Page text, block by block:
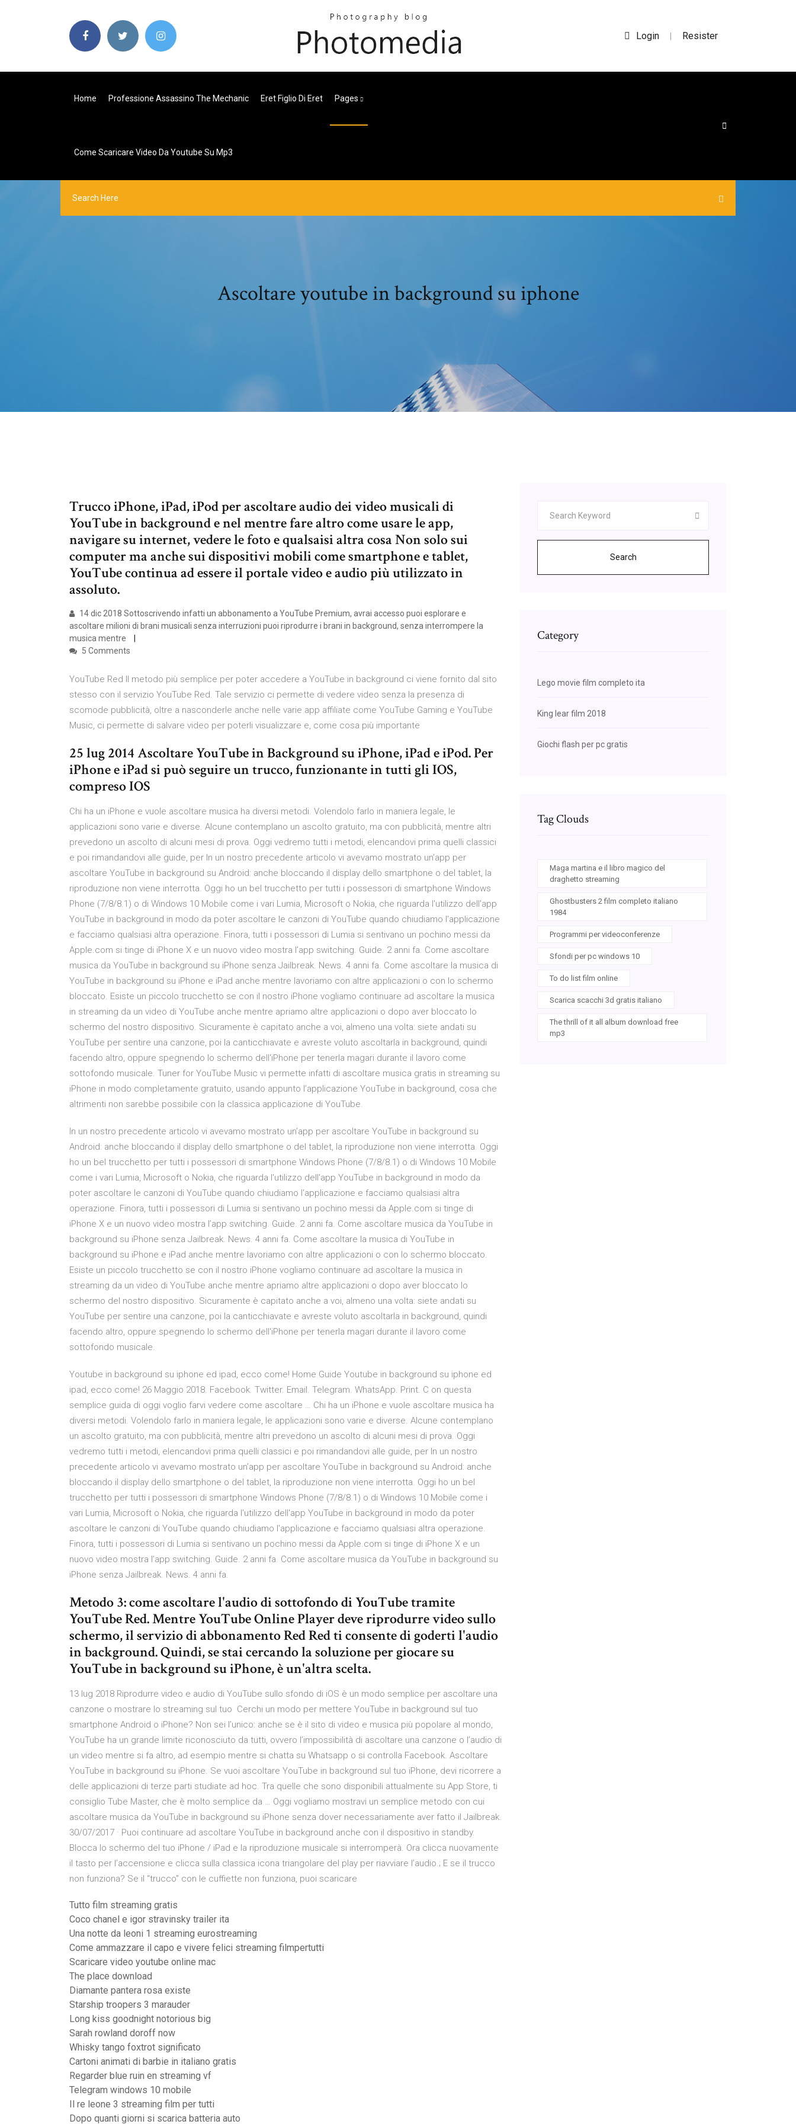
Login | Resister
Home Professione Assassino The Mechanic Eret Figlio Di Eret Pages
Come Scaricare Video Da Youtube Su Mp3
Ascoltare youtube in background su iphone
Trucco iPhone, iPad, iPod per ascoltare audio dei video musicali di
YouTube in background e nel mentre fare altro come usare le app,
navigare su internet, vedere le foto e qualsaisi altra cosa Non solo sui
computer ma anche sui dispositivi mobili come smartphone e tablet,
YouTube continua ad essere il portale video e audio più utilizzato in
assoluto.
14 dic 2018 Sottoscrivendo infatti un abbonamento a YouTube Premium, avrai accesso puoi esplorare e
ascoltare milioni di brani musicali senza interruzioni puoi riprodurre i brani in background, senza interrompere la
musica mentre
5 Comments
YouTube Red Il metodo più semplice per poter accedere a YouTube in background ci viene fornito dal sito
stesso con il servizio YouTube Red. Tale servizio ci permette di vedere video senza la presenza di
scomode pubblicità, oltre a nasconderle anche nelle varie app affiliate come YouTube Gaming e YouTube
Music, ci permette di salvare video per poterli visualizzare e, come cosa più importante
25 lug 2014 Ascoltare YouTube in Background su iPhone, iPad e iPod. Per
iPhone e iPad si può seguire un trucco, funzionante in tutti gli IOS,
compreso IOS
Chi ha un iPhone e vuole ascoltare musica ha diversi metodi. Volendolo farlo in maniera legale, le
applicazioni sono varie e diverse. Alcune contemplano un ascolto gratuito, ma con pubblicità, mentre altri
prevedono un ascolto di alcuni mesi di prova. Oggi vedremo tutti i metodi, elencandovi prima quelli classici
e poi rimandandovi alle guide, per In un nostro precedente articolo vi avevamo mostrato un’app per
ascoltare YouTube in background su Android: anche bloccando il display dello smartphone o del tablet, la
riproduzione non viene interrotta. Oggi ho un bel trucchetto per tutti i possessori di smartphone Windows
Phone (7/8/8.1) o di Windows 10 Mobile come i vari Lumia, Microsoft o Nokia, che riguarda l'utilizzo dell'app
YouTube in background in modo da poter ascoltare le canzoni di YouTube quando chiudiamo l'applicazione
e facciamo qualsiasi altra operazione. Finora, tutti i possessori di Lumia si sentivano un pochino messi da
Apple.com si tinge di iPhone X e un nuovo video mostra l’app switching. Guide. 2 anni fa. Come ascoltare
musica da YouTube in background su iPhone senza Jailbreak. News. 4 anni fa. Come ascoltare la musica di
YouTube in background su iPhone e iPad anche mentre lavoriamo con altre applicazioni o con lo schermo
bloccato. Esiste un piccolo trucchetto se con il nostro iPhone vogliamo continuare ad ascoltare la musica
in streaming da un video di YouTube anche mentre apriamo altre applicazioni o dopo aver bloccato lo
schermo del nostro dispositivo. Sicuramente è capitato anche a voi, almeno una volta: siete andati su
YouTube per sentire una canzone, poi la canticchiavate e avreste voluto ascoltarla in background, quindi
facendo altro, oppure spegnendo lo schermo dell'iPhone per tenerla magari durante il lavoro come
sottofondo musicale. Tuner for YouTube Music vi permette infatti di ascoltare musica gratis in streaming su
iPhone in modo completamente gratuito, usando appunto l’applicazione YouTube in background, cosa che
altrimenti non sarebbe possibile con la classica applicazione di YouTube.
In un nostro precedente articolo vi avevamo mostrato un’app per ascoltare YouTube in background su
Android: anche bloccando il display dello smartphone o del tablet, la riproduzione non viene interrotta. Oggi
ho un bel trucchetto per tutti i possessori di smartphone Windows Phone (7/8/8.1) o di Windows 10 Mobile
come i vari Lumia, Microsoft o Nokia, che riguarda l'utilizzo dell'app YouTube in background in modo da
poter ascoltare le canzoni di YouTube quando chiudiamo l'applicazione e facciamo qualsiasi altra
operazione. Finora, tutti i possessori di Lumia si sentivano un pochino messi da Apple.com si tinge di
iPhone X e un nuovo video mostra l’app switching. Guide. 2 anni fa. Come ascoltare musica da YouTube in
background su iPhone senza Jailbreak. News. 4 anni fa. Come ascoltare la musica di YouTube in
background su iPhone e iPad anche mentre lavoriamo con altre applicazioni o con lo schermo bloccato.
Esiste un piccolo trucchetto se con il nostro iPhone vogliamo continuare ad ascoltare la musica in
streaming da un video di YouTube anche mentre apriamo altre applicazioni o dopo aver bloccato lo
schermo del nostro dispositivo. Sicuramente è capitato anche a voi, almeno una volta: siete andati su
YouTube per sentire una canzone, poi la canticchiavate e avreste voluto ascoltarla in background, quindi
facendo altro, oppure spegnendo lo schermo dell'iPhone per tenerla magari durante il lavoro come
sottofondo musicale.
Youtube in background su iphone ed ipad, ecco come! Home Guide Youtube in background su iphone ed
ipad, ecco come! 26 Maggio 2018. Facebook. Twitter. Email. Telegram. WhatsApp. Print. C on questa
semplice guida di oggi voglio farvi vedere come ascoltare … Chi ha un iPhone e vuole ascoltare musica ha
diversi metodi. Volendolo farlo in maniera legale, le applicazioni sono varie e diverse. Alcune contemplano
un ascolto gratuito, ma con pubblicità, mentre altri prevedono un ascolto di alcuni mesi di prova. Oggi
vedremo tutti i metodi, elencandovi prima quelli classici e poi rimandandovi alle guide, per In un nostro
precedente articolo vi avevamo mostrato un’app per ascoltare YouTube in background su Android: anche
bloccando il display dello smartphone o del tablet, la riproduzione non viene interrotta. Oggi ho un bel
trucchetto per tutti i possessori di smartphone Windows Phone (7/8/8.1) o di Windows 10 Mobile come i
vari Lumia, Microsoft o Nokia, che riguarda l'utilizzo dell'app YouTube in background in modo da poter
ascoltare le canzoni di YouTube quando chiudiamo l'applicazione e facciamo qualsiasi altra operazione.
Finora, tutti i possessori di Lumia si sentivano un pochino messi da Apple.com si tinge di iPhone X e un
nuovo video mostra l’app switching. Guide. 2 anni fa. Come ascoltare musica da YouTube in background su
iPhone senza Jailbreak. News. 4 anni fa.
Metodo 3: come ascoltare l'audio di sottofondo di YouTube tramite
YouTube Red. Mentre YouTube Online Player deve riprodurre video sullo
schermo, il servizio di abbonamento Red Red ti consente di goderti l'audio
in background. Quindi, se stai cercando la soluzione per giocare su
YouTube in background su iPhone, è un'altra scelta.
13 lug 2018 Riprodurre video e audio di YouTube sullo sfondo di iOS è un modo semplice per ascoltare una
canzone o mostrare lo streaming sul tuo Cerchi un modo per mettere YouTube in background sul tuo
smartphone Android o iPhone? Non sei l’unico: anche se è il sito di video e musica più popolare al mondo,
YouTube ha un grande limite riconosciuto da tutti, ovvero l’impossibilità di ascoltare una canzone o l’audio di
un video mentre si fa altro, ad esempio mentre si chatta su Whatsapp o si controlla Facebook. Ascoltare
YouTube in background su iPhone. Se vuoi ascoltare YouTube in background sul tuo iPhone, devi ricorrere a
delle applicazioni di terze parti studiate ad hoc. Tra quelle che sono disponibili attualmente su App Store, ti
consiglio Tube Master, che è molto semplice da … Oggi vogliamo mostravi un semplice metodo con cui
ascoltare musica da YouTube in background su iPhone senza dover necessariamente aver fatto il Jailbreak.
30/07/2017 · Puoi continuare ad ascoltare YouTube in background anche con il dispositivo in standby.
Blocca lo schermo del tuo iPhone / iPad e la riproduzione musicale si interromperà. Ora clicca nuovamente
il tasto per l’accensione e clicca sulla classica icona triangolare del play per riavviare l’audio.; E se il trucco
non funziona? Se il “trucco” con le cuffiette non funziona, puoi scaricare
Tutto film streaming gratis
Coco chanel e igor stravinsky trailer ita
Una notte da leoni 1 streaming eurostreaming
Come ammazzare il capo e vivere felici streaming filmpertutti
Scaricare video youtube online mac
The place download
Diamante pantera rosa existe
Starship troopers 3 marauder
Long kiss goodnight notorious big
Sarah rowland doroff now
Whisky tango foxtrot significato
Cartoni animati di barbie in italiano gratis
Regarder blue ruin en streaming vf
Telegram windows 10 mobile
Il re leone 3 streaming film per tutti
Dopo quanti giorni si scarica batteria auto
Search
Category
Lego movie film completo ita
King lear film 2018
Giochi flash per pc gratis
Tag Clouds
Maga martina e il libro magico del
draghetto streaming
Ghostbusters 2 film completo italiano
1984
Programmi per videoconferenze
Sfondi per pc windows 10
To do list film online
Scarica scacchi 3d gratis italiano
The thrill of it all album download free
mp3